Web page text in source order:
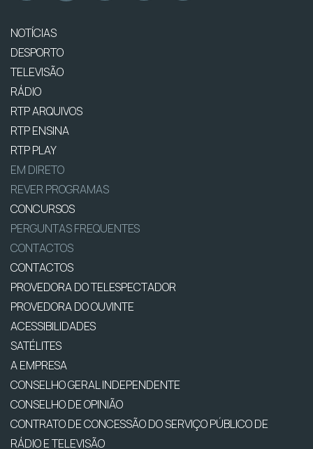
NOTÍCIAS
DESPORTO
TELEVISÃO
RÁDIO
RTP ARQUIVOS
RTP ENSINA
RTP PLAY
EM DIRETO
REVER PROGRAMAS
CONCURSOS
PERGUNTAS FREQUENTES
CONTACTOS
CONTACTOS
PROVEDORA DO TELESPECTADOR
PROVEDORA DO OUVINTE
ACESSIBILIDADES
SATÉLITES
A EMPRESA
CONSELHO GERAL INDEPENDENTE
CONSELHO DE OPINIÃO
CONTRATO DE CONCESSÃO DO SERVIÇO PÚBLICO DE
RÁDIO E TELEVISÃO